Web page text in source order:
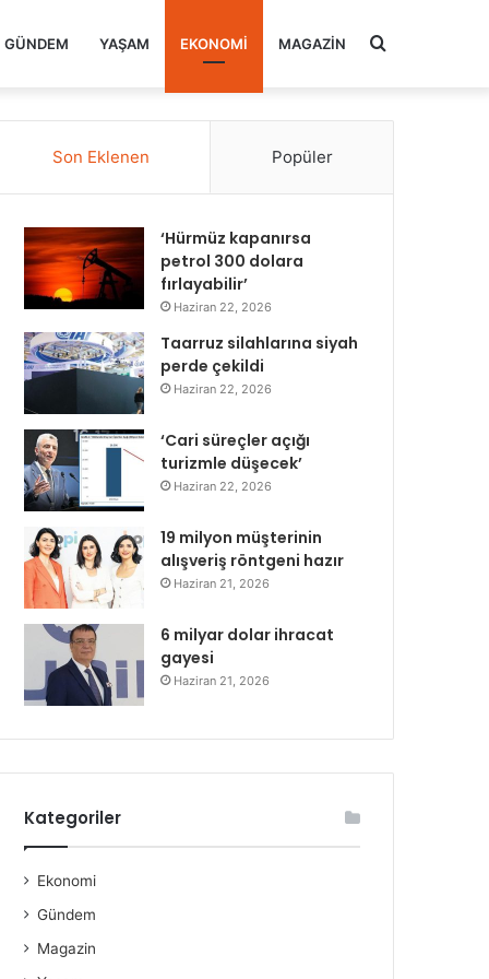
GÜNDEM YAŞAM EKONOMI MAGAZIN Arama
Son Eklenen Popüler
‘Hürmüz kapanırsa
petrol 300 dolara
fırlayabilir’
Haziran 22, 2026
Taarruz silahlarına siyah
perde çekildi
Haziran 22, 2026
‘Cari süreçler açığı
turizmle düşecek’
Haziran 22, 2026
19 milyon müşterinin
alışveriş röntgeni hazır
Haziran 21, 2026
6 milyar dolar ihracat
gayesi
Haziran 21, 2026
Kategoriler
Ekonomi
Gündem
Magazin